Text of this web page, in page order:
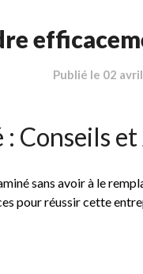
Publié le 02
Conseils
sans avoir à le
pour réussir cette